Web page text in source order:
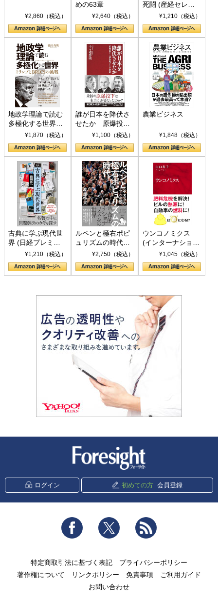
¥2,860（税込）
めの63章
¥2,640（税込）
死闘 (産経セレク
ト S 039)¥1,210（税込）
地政学理論で読む
多極化する世界：
トランプとBRICS
の挑戦
¥1,870（税込）
誰が日本を降伏さ
せたか 原爆投
下、ソ連参戦、そ
して聖断 (PHP新
書)
¥1,100（税込）
農業ビジネス
¥1,848（税込）
古典に学ぶ現代世
界 (日経プレミア
シリーズ)¥1,210（税込）
ルペンと極右ポピ
ュリズムの時代：
〈ヤヌス〉の二つ
の顔
¥2,750（税込）
ウンコノミクス
(インターナショナ
ル新書)¥1,045（税込）
ログイン 初めての方 会員登録
Facebook Twitter
特定商取引法に基づく表記
プライバシーポリシー
著作権について
リンクポリシー 免責事項
ご利用ガイド
お問い合わせ